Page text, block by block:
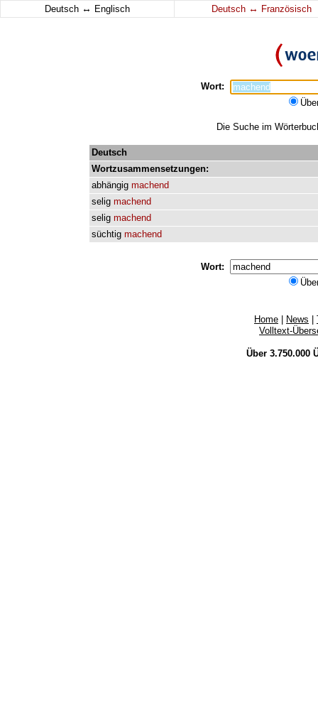
Deutsch ↔ Englisch Deutsch ↔ Französisch
Wort:
Die Suche im
Deutsch
Wortzusammensetzungen:
abhängig machend
selig machend
selig machend
süchtig machend
Wort:
Home News
Volltext-
Über 3.750.000